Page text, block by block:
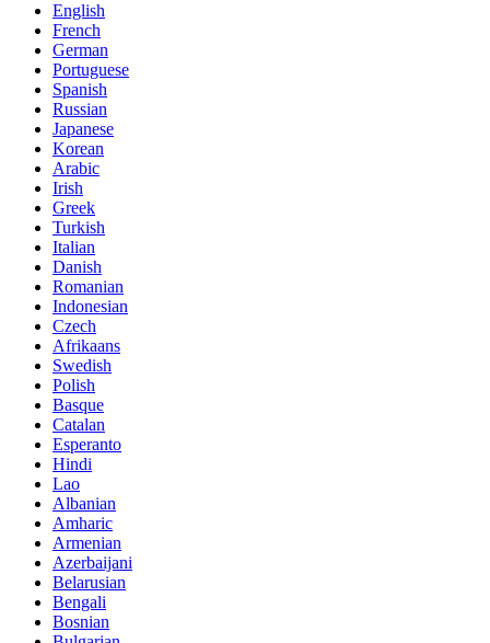
English
French
German
Portuguese
Spanish
Russian
Japanese
Korean
Arabic
Irish
Greek
Turkish
Italian
Danish
Romanian
Indonesian
Czech
Afrikaans
Swedish
Polish
Basque
Catalan
Esperanto
Hindi
Lao
Albanian
Amharic
Armenian
Azerbaijani
Belarusian
Bengali
Bosnian